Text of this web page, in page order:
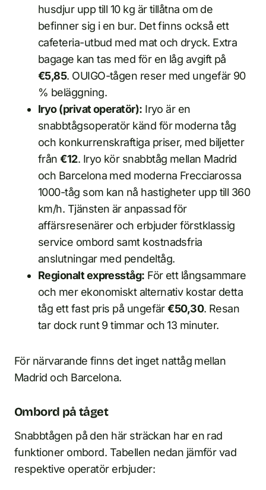
husdjur upp till 10 kg är tillåtna om de
befinner sig i en bur. Det finns också ett
cafeteria-utbud med mat och dryck. Extra
bagage kan tas med för en låg avgift på
€5,85. OUIGO-tågen reser med ungefär 90
% beläggning.
Iryo (privat operatör): Iryo är en
snabbtågsoperatör känd för moderna tåg
och konkurrenskraftiga priser, med biljetter
från€12. Iryo kör snabbtåg mellan Madrid
och Barcelona med moderna Frecciarossa
1000-tåg som kan nå hastigheter upp till 360
km/h. Tjänsten är anpassad för
affärsresenärer och erbjuder förstklassig
service ombord samt kostnadsfria
anslutningar med pendeltåg.
Regionalt expresståg: För ett långsammare
och mer ekonomiskt alternativ kostar detta
tåg ett fast pris på ungefär€50,30. Resan
tar dock runt 9 timmar och 13 minuter.
För närvarande finns det inget nattåg mellan
Madrid och Barcelona.
Ombord på tåget
Snabbtågen på den här sträckan har en rad
funktioner ombord. Tabellen nedan jämför vad
respektive operatör erbjuder: